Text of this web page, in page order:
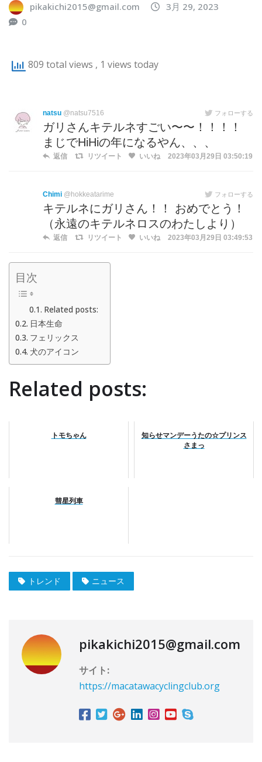
pikakichi2015@gmail.com
3月 29, 2023
0
809 total views , 1 views today
natsu @natsu7516 フォローする
ガリさんキテルネすごい〜〜！！！！
まじでHiHiの年になるやん、、、
返信 リツイート いいね 2023年03月29日 03:50:19
Chimi @hokkeatarime フォローする
キテルネにガリさん！！ おめでとう！
（永遠のキテルネロスのわたしより）
返信 リツイート いいね 2023年03月29日 03:49:53
目次
Related posts:
日本生命
フェリックス
犬のアイコン
Related posts:
トモちゃん
知らせマンデーうたの☆プリンス
さまっ
彗星列車
トレンド ニュース
pikakichi2015@gmail.com
サイト:
https://macatawacyclingclub.org